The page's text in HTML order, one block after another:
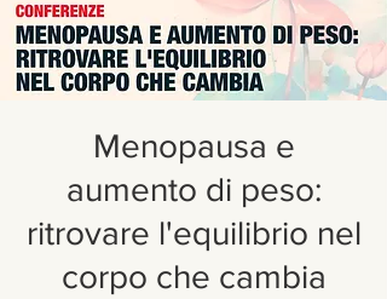
Menopausa e
aumento di peso:
ritrovare l'equilibrio nel
corpo che cambia